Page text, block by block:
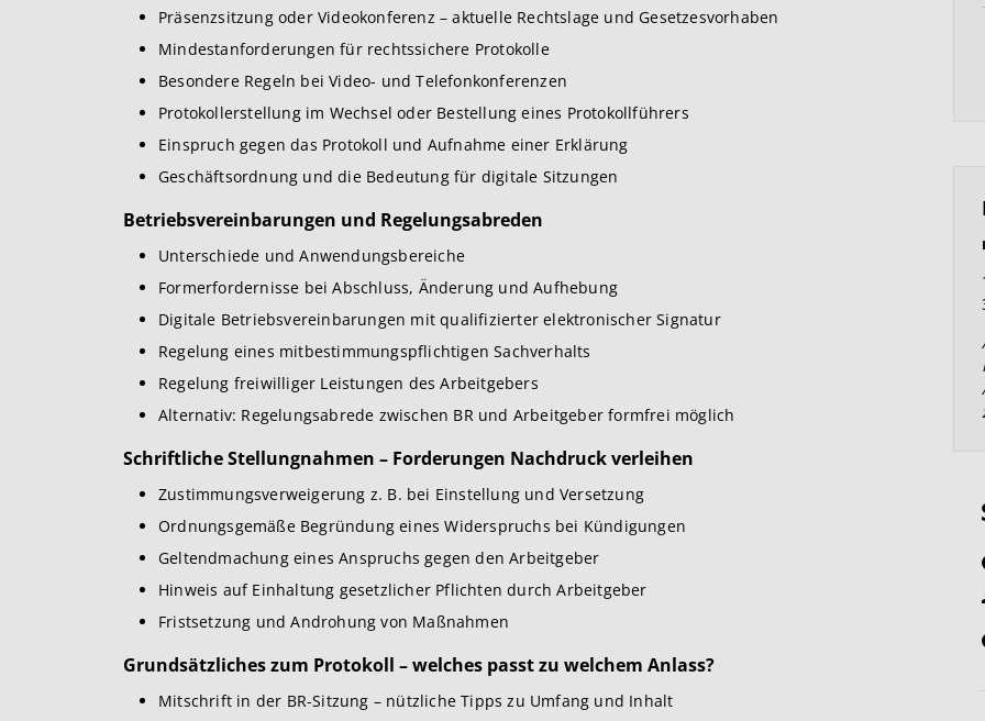
Präsenzsitzung oder Videokonferenz – aktuelle Rechtslage und Gesetzesvorhaben
Mindestanforderungen für rechtssichere Protokolle
Besondere Regeln bei Video- und Telefonkonferenzen
Protokollerstellung im Wechsel oder Bestellung eines Protokollführers
Einspruch gegen das Protokoll und Aufnahme einer Erklärung
Geschäftsordnung und die Bedeutung für digitale Sitzungen
Betriebsvereinbarungen und Regelungsabreden
Unterschiede und Anwendungsbereiche
Formerfordernisse bei Abschluss, Änderung und Aufhebung
Digitale Betriebsvereinbarungen mit qualifizierter elektronischer Signatur
Regelung eines mitbestimmungspflichtigen Sachverhalts
Regelung freiwilliger Leistungen des Arbeitgebers
Alternativ: Regelungsabrede zwischen BR und Arbeitgeber formfrei möglich
Schriftliche Stellungnahmen – Forderungen Nachdruck verleihen
Zustimmungsverweigerung z. B. bei Einstellung und Versetzung
Ordnungsgemäße Begründung eines Widerspruchs bei Kündigungen
Geltendmachung eines Anspruchs gegen den Arbeitgeber
Hinweis auf Einhaltung gesetzlicher Pflichten durch Arbeitgeber
Fristsetzung und Androhung von Maßnahmen
Grundsätzliches zum Protokoll – welches passt zu welchem Anlass?
Mitschrift in der BR-Sitzung – nützliche Tipps zu Umfang und Inhalt